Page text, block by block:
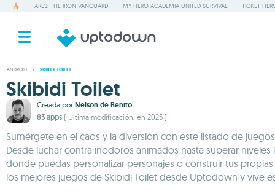
ARES: THE IRON VANGUARD MY HERO ACADEMIA UNITED SURVIVAL TICKET
ANDROID / SKIBIDI TOILET
Skibidi Toilet
Creada por Nelson de Benito
83 apps ( Última modificación: en 2025 )
Sumérgete en el caos y la diversión con este listado de
Desde luchar contra inodoros animados hasta superar
donde puedas personalizar personajes o construir tus
los mejores juegos de Skibidi Toilet desde Uptodown y vive